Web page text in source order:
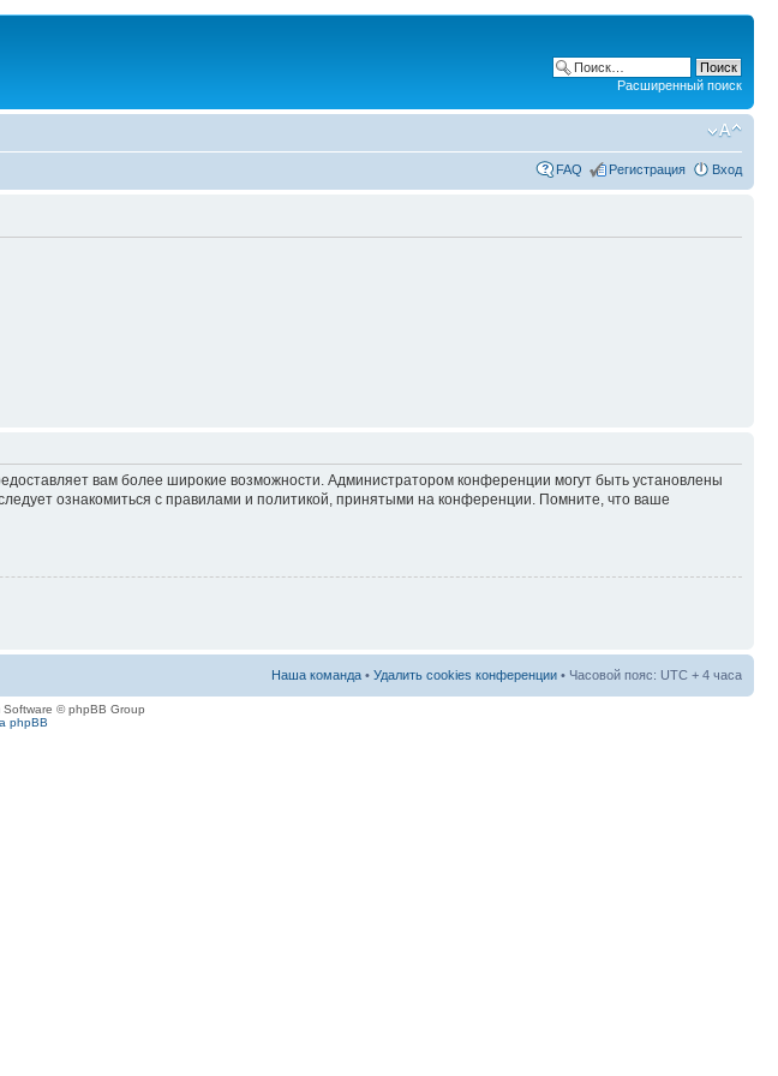
Расширенный поиск
FAQ Регистрация Вход
вам более широкие возможности. Администратором конференции могут быть установлены
ознакомиться с правилами и политикой, принятыми на конференции. Помните, что ваше
Наша команда • Удалить cookies конференции • Часовой пояс: UTC + 4 часа
Software © phpBB Group
phpBB